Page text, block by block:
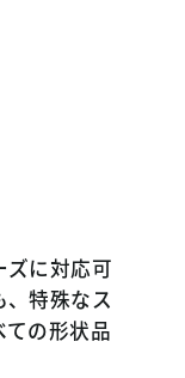
ズに対応可
特殊なス
の形状品